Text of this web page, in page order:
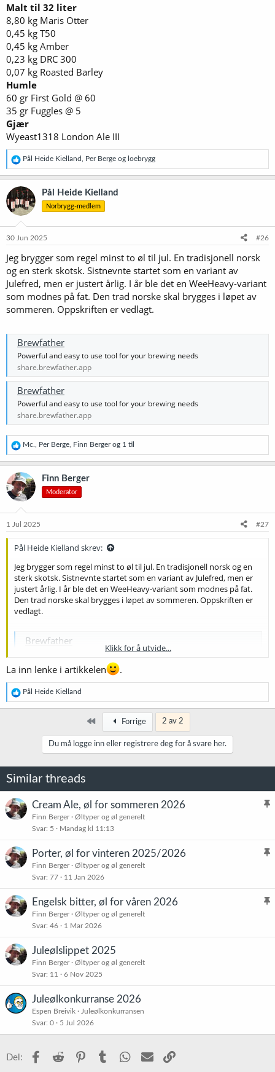
Malt til 32 liter
8,80 kg Maris Otter
0,45 kg T50
0,45 kg Amber
0,23 kg DRC 300
0,07 kg Roasted Barley
Humle
60 gr First Gold @ 60
35 gr Fuggles @ 5
Gjær
Wyeast1318 London Ale III
R
e
a
k
s
j
o
e
:
Pål Heide Kielland Per Berge og loebrygg
Pål Heide Kielland
Norbrygg-medlem
30 Jun 2025 #26
Jeg brygger som regel minst to øl til jul. En tradisjonell norsk
og en sterk skotsk. Sistnevnte startet som en variant av
Julefred, men er justert årlig. I år ble det en WeeHeavy-variant
som modnes på fat. Den trad norske skal brygges i løpet av
sommeren. Oppskriften er vedlagt.
Brewfather
Powerful and easy to use tool for your brewing needs
share.brewfather.app
Brewfather
Powerful and easy to use tool for your brewing needs
share.brewfather.app
R
e
a
k
s
j
o
e
Mc. Per Berge Finn Bergerog 1 til
Finn Berger
Moderator
1 Jul 2025 #27
Pål Heide Kielland skrev:
Jeg brygger som regel minst to øl til jul. En tradisjonell norsk og en
sterk skotsk. Sistnevnte startet som en variant av Julefred, men er
justert årlig. I år ble det en WeeHeavy-variant som modnes på fat.
Den trad norske skal brygges i løpet av sommeren. Oppskriften er
vedlagt.
Brewfather
Powerful and easy to use tool for your brewing needs
share.brewfather.app
Brewfather
Powerful and easy to use tool for your brewing needs
Klikk for å utvide...
La inn lenke i artikkelen .
R
e
a
r
Pål Heide Kielland
Først Forrige 2 av 2
Du må logge inn eller registrere deg for å svare her.
Similar threads
K
t
Cream Ale, øl for sommeren 2026
Finn Berger
Øltyper og øl generelt
Svar 5 Mandag kl 11:13
K
t
Porter, øl for vinteren 2025/2026
Finn Berger
Øltyper og øl generelt
Svar 77 11 Jan 2026
K
Engelsk bitter, øl for våren 2026
Finn Berger
Øltyper og øl generelt
Svar 46 1 Mar 2026
Juleølslippet 2025
Finn Berger
Øltyper og øl generelt
Svar 11 6 Nov 2025
Juleølkonkurranse 2026
Espen Breivik
Juleølkonkurransen
Svar 0 5 Jul 2026
Del: Facebook
Reddit PinterestTumblr WhatsApp
E-post